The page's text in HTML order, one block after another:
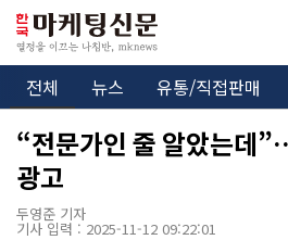
전체 뉴스 유통/직접판매
“전문가인 줄 알았는데
광고
두영준 기자
기사 입력 : 2025-11-12 09:22:01